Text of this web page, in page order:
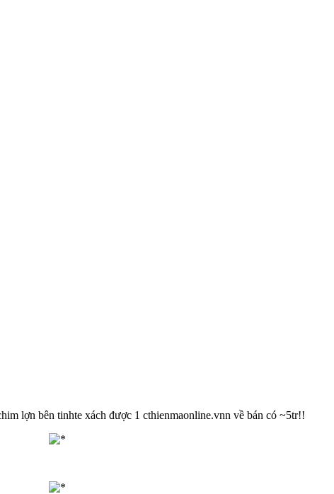
lợn bên tinhte xách được 1 cthienmaonline.vnn về bán có ~5tr!!